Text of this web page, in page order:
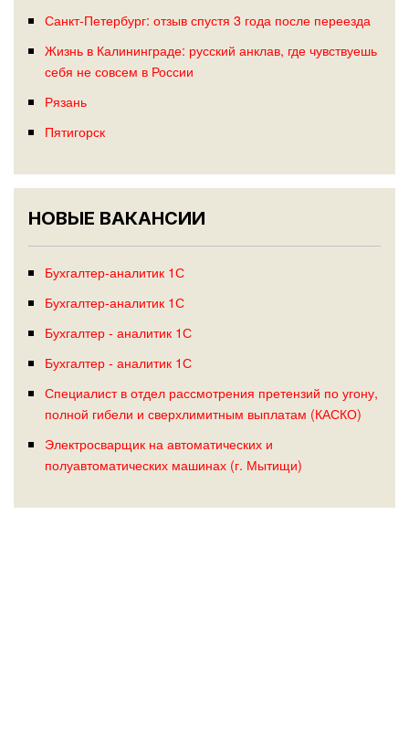
Санкт-Петербург: отзыв спустя 3 года после переезда
Жизнь в Калининграде: русский анклав, где чувствуешь
себя не совсем в России
Рязань
Пятигорск
НОВЫЕ ВАКАНСИИ
Бухгалтер-аналитик 1С
Бухгалтер-аналитик 1С
Бухгалтер - аналитик 1С
Бухгалтер - аналитик 1С
Специалист в отдел рассмотрения претензий по угону,
полной гибели и сверхлимитным выплатам (КАСКО)
Электросварщик на автоматических и
полуавтоматических машинах (г. Мытищи)